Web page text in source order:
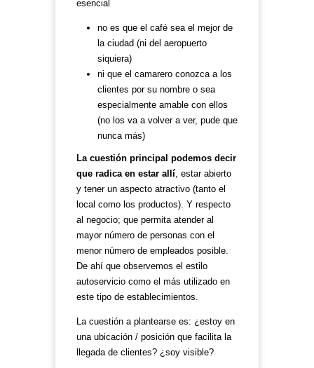
esencial
no es que el café sea el mejor de
la ciudad (ni del aeropuerto
siquiera)
ni que el camarero conozca a los
clientes por su nombre o sea
especialmente amable con ellos
(no los va a volver a ver, pude que
nunca más)
La cuestión principal podemos decir
que radica en estar allí , estar abierto
y tener un aspecto atractivo (tanto el
local como los productos). Y respecto
al negocio; que permita atender al
mayor número de personas con el
menor número de empleados posible.
De ahí que observemos el estilo
autoservicio como el más utilizado en
este tipo de establecimientos.
La cuestión a plantearse es: ¿estoy en
una ubicación / posición que facilita la
llegada de clientes? ¿soy visible?